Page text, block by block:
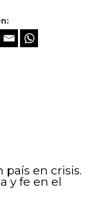
en crisis.
y fe en el